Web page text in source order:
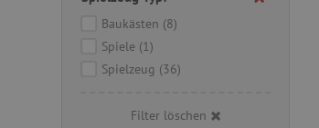
Baukästen (8)
Spiele (1)
Spielzeug (36)
Filter löschen